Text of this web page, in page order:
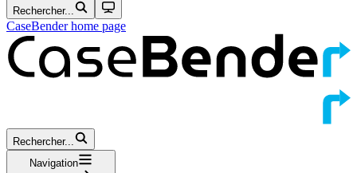
Rechercher...
CaseBenderhome page
Rechercher...
Navigation